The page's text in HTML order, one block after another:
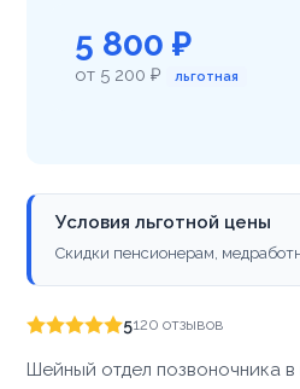
5 800 ₽
от 5 200 ₽ льготная
Условия льготной цены
Скидки пенсионерам,
5120 отзывов
Шейный отдел позвоночника